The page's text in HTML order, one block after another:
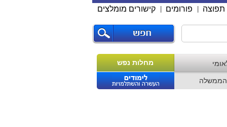
פורומים קישורים מומלצים
מחלות נפש
הממשלה